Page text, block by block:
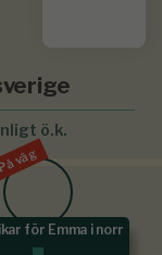
ö.k.
väg
för Emma i norr